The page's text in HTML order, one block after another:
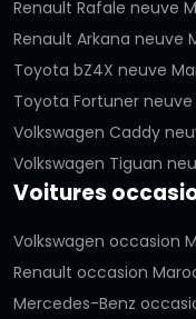
Renault Rafale neuve
Renault Arkana neuve
Toyota bZ4X neuve
Toyota Fortuner
Volkswagen Caddy
Volkswagen Tiguan
Voitures
Volkswagen occasion
Renault occasion
Mercedes-Benz